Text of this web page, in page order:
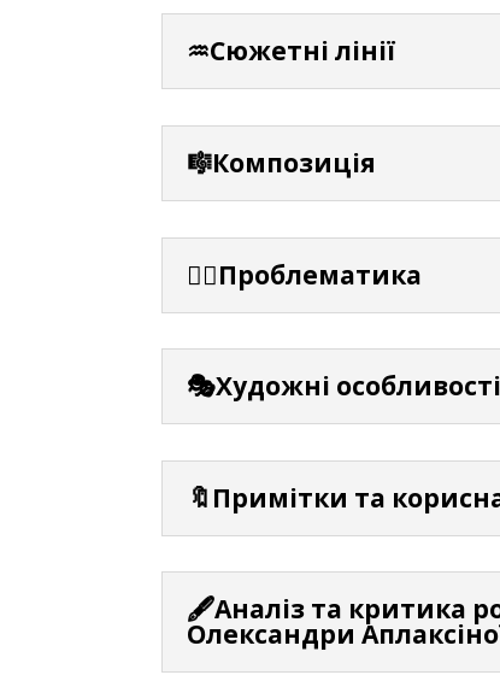
♒Сюжетні лінії
🎼Композиція
⛓️‍💥Проблематика
🎭Художні
🔖Примітки та
🖋️Аналіз та критика
Олександри